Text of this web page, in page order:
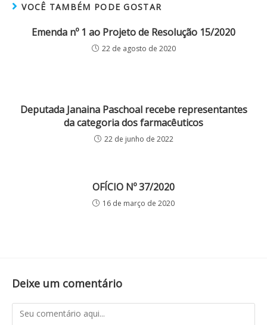
VOCÊ TAMBÉM PODE GOSTAR
Emenda nº 1 ao Projeto de Resolução 15/2020
22 de agosto de 2020
Deputada Janaina Paschoal recebe representantes
da categoria dos farmacêuticos
22 de junho de 2022
OFÍCIO Nº 37/2020
16 de março de 2020
Deixe um comentário